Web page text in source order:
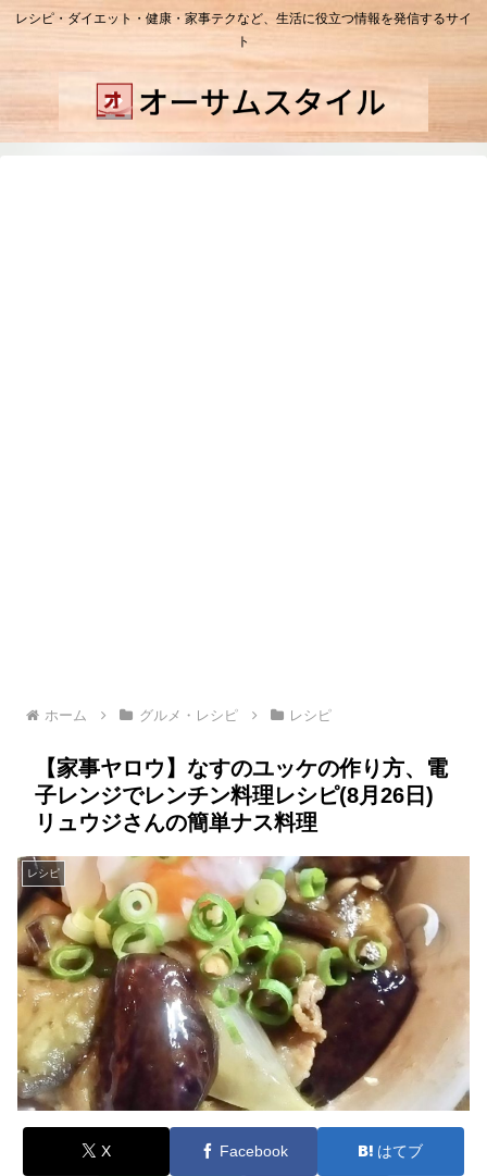
レシピ・ダイエット・健康・家事テクなど、生活に役立つ情報を発信するサイ
ト
ホーム グルメ・レシピ レシピ
【家事ヤロウ】なすのユッケの作り方、電
子レンジでレンチン料理レシピ(8月26日)
リュウジさんの簡単ナス料理
レシピ
X Facebook はてブ